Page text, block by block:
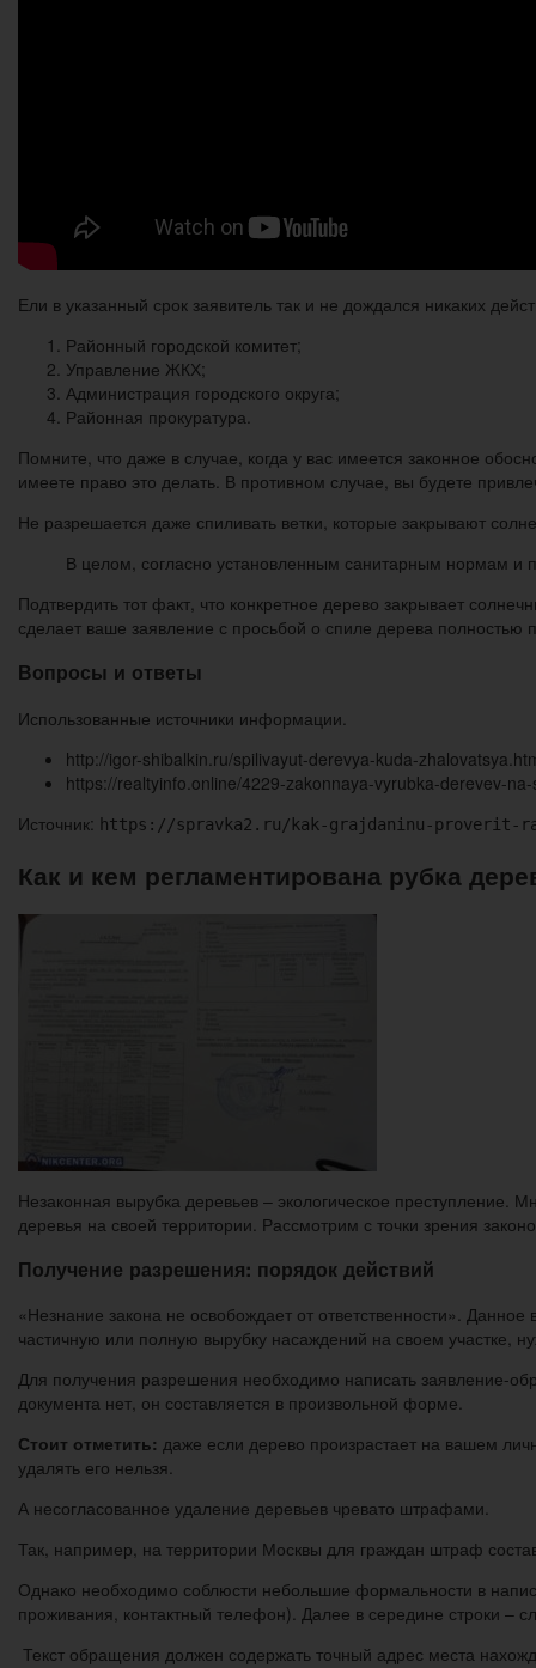
Ели в указанный срок заявитель так и не дождался никаких
Районный городской комитет;
Управление ЖКХ;
Администрация городского округа;
Районная прокуратура.
Помните, что даже в случае, когда у вас имеется законное
имеете право это делать. В противном случае, вы будете
Не разрешается даже спиливать ветки, которые закрывают
В целом, согласно установленным санитарным нормам и
Подтвердить тот факт, что конкретное дерево закрывает
сделает ваше заявление с просьбой о спиле дерева
Вопросы и ответы
Использованные источники информации.
http://igor-shibalkin.ru/spilivayut-derevya-kuda-
https://realtyinfo.online/4229-zakonnaya-vyrubka-derevev-
Источник: https://spravka2.ru/kak-grajdaninu-proverit-
Как и кем регламентирована рубка
Незаконная вырубка деревьев – экологическое
деревья на своей территории. Рассмотрим с точки зрения
Получение разрешения: порядок действий
«Незнание закона не освобождает от ответственности».
частичную или полную вырубку насаждений на своем участке,
Для получения разрешения необходимо написать заявление-
документа нет, он составляется в произвольной форме.
Стоит отметить: даже если дерево произрастает на вашем
удалять его нельзя.
А несогласованное удаление деревьев чревато штрафами.
Так, например, на территории Москвы для граждан штраф
Однако необходимо соблюсти небольшие формальности в
проживания, контактный телефон). Далее в середине строки –
Текст обращения должен содержать точный адрес места